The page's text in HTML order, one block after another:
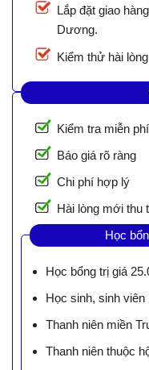
Lắp đặt giao
Dương.
Kiểm thử hài
Kiểm tra miễn phí
Báo giá rõ ràng
Chi phí hợp lý
Hài lòng mới thu
Học
Học bổng trị giá
Học sinh, sinh viên
Thanh niên miền
Thanh niên thuộc